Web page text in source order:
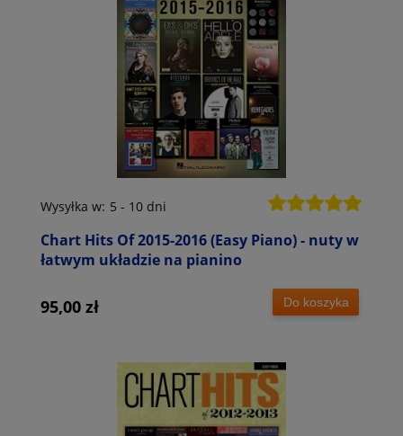
Chart Hits Of 2015-2016 (Easy Piano) - nuty w
łatwym układzie na pianino
Wysyłka w: 5 - 10 dni
95,00 zł Do koszyka